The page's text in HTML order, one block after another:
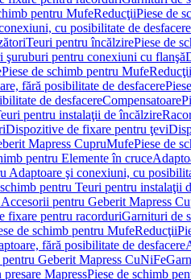
pentru MufeReducţiiPiese de
cu posibilitate de desfacere
Teuri pentru încălzirePiese de
şuruburi pentru conexiuni cu flanşă
Piese de schimb pentru MufeReducţii
fără posibilitate de desfacere
de desfacereCompensatoare
pentru instalaţii de încălzire
Dispozitive de fixare pentru ţevi
Mapress CupruMufePiese de
pentru Elemente în cruce
Adaptoare şi conexiuni, cu
pentru Teuri pentru instalaţii
pentru Geberit Mapress
fixare pentru racorduriGarnituri de
de schimb pentru MufeReducţii
fără posibilitate de desfacere
Geberit Mapress CuNiFe
MapressPiese de schimb